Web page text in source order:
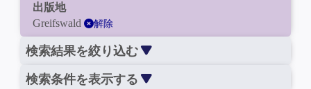
出版地
Greifswald
解除
検索結果を絞り込む
検索条件を表示する